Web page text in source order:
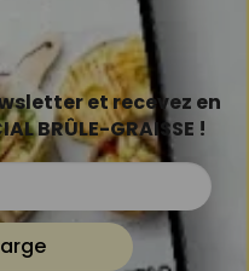
et recevez en
BRÛLE-GRAISSE !